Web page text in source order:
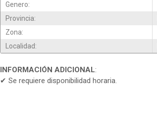
Genero:
Provincia:
Zona:
Localidad:
INFORMACIÓN ADICIONAL:
✔ Se requiere disponibilidad horaria.